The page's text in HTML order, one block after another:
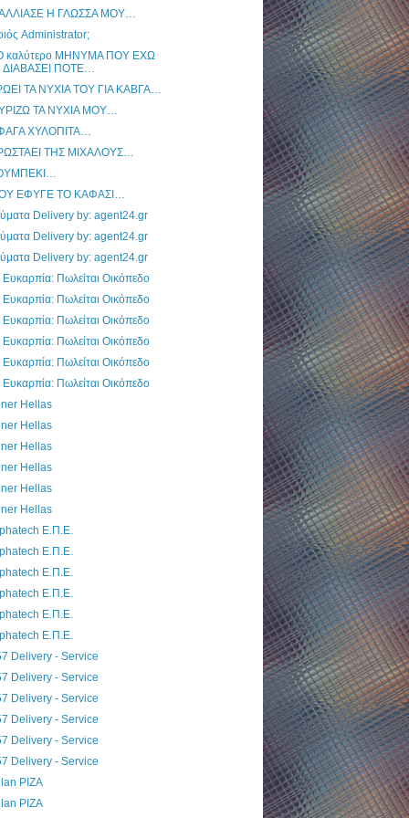
Η ΓΛΩΣΣΑ ΜΟΥ…
Administrator;
καλύτερο ΜΗΝΥΜΑ ΠΟΥ ΕΧΩ
ΔΙΑΒΑΣΕΙ ΠΟΤΕ…
ΤΑ ΝΥΧΙΑ ΤΟΥ ΓΙΑ ΚΑΒΓΑ…
ΤΑ ΝΥΧΙΑ ΜΟΥ…
ΧΥΛΟΠΙΤΑ…
ΤΗΣ ΜΙΧΑΛΟΥΣ…
ΕΦΥΓΕ ΤΟ ΚΑΦΑΣΙ…
Delivery by: agent24.gr
Delivery by: agent24.gr
Delivery by: agent24.gr
Ευκαρπία: Πωλείται Οικόπεδο
Ευκαρπία: Πωλείται Οικόπεδο
Ευκαρπία: Πωλείται Οικόπεδο
Ευκαρπία: Πωλείται Οικόπεδο
Ευκαρπία: Πωλείται Οικόπεδο
Ευκαρπία: Πωλείται Οικόπεδο
Hellas
Hellas
Hellas
Hellas
Hellas
Hellas
E.Π.E.
E.Π.E.
E.Π.E.
E.Π.E.
E.Π.E.
E.Π.E.
Delivery - Service
Delivery - Service
Delivery - Service
Delivery - Service
Delivery - Service
Delivery - Service
PIZA
PIZA